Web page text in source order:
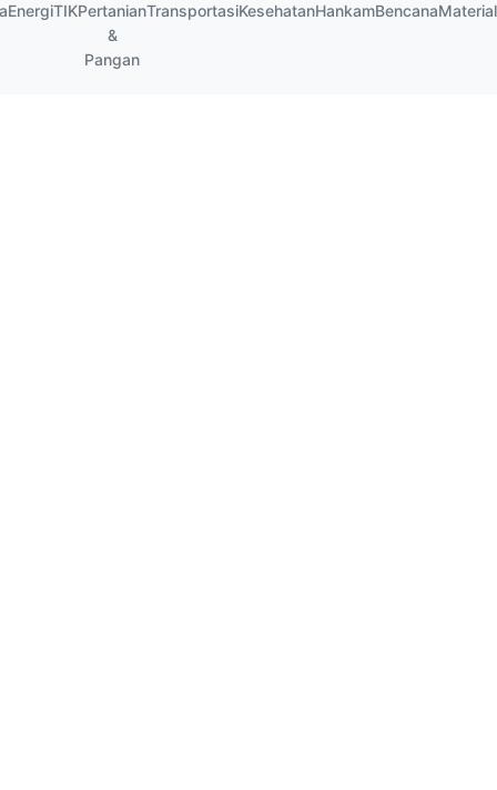
EnergiTIKPertanian
&
Pangan
TransportasiKesehatanHankamBencanaMaterial